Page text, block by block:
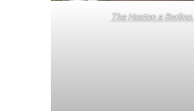
The Hoxton a Berlino.